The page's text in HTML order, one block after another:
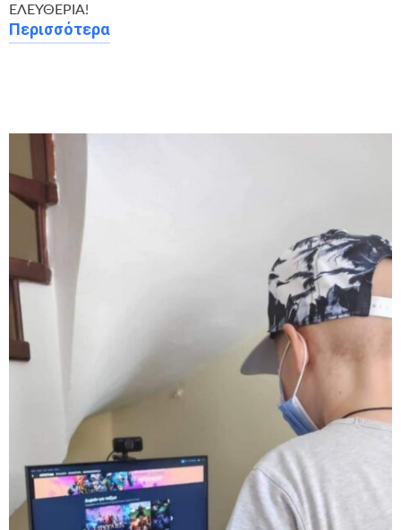
ΕΛΕΥΘΕΡΙΑ!
Περισσότερα